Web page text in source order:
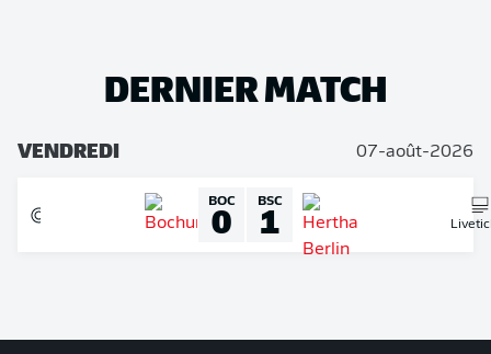
DERNIER MATCH
VENDREDI 07-août-2026
BOC
0 BSC
1